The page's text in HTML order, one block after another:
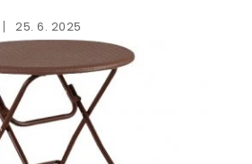
25. 6. 2025